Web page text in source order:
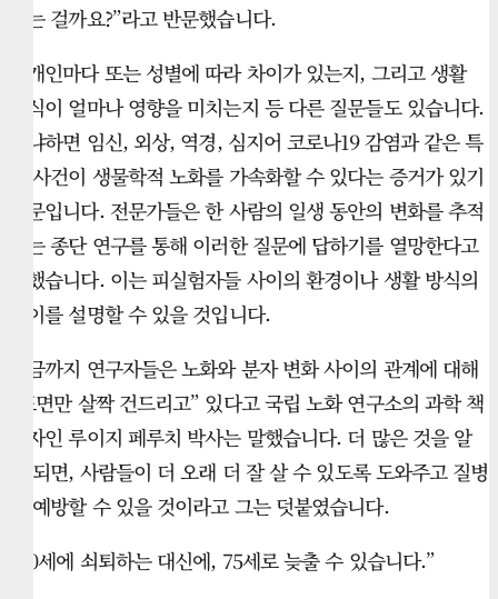
있는 걸까요?”라고 반문했습니다.
개개인마다 또는 성별에 따라 차이가 있는지, 그리고 생활
방식이 얼마나 영향을 미치는지 등 다른 질문들도 있습니다.
왜냐하면 임신, 외상, 역경, 심지어 코로나19 감염과 같은 특
정 사건이 생물학적 노화를 가속화할 수 있다는 증거가 있기
때문입니다. 전문가들은 한 사람의 일생 동안의 변화를 추적
하는 종단 연구를 통해 이러한 질문에 답하기를 열망한다고
말했습니다. 이는 피실험자들 사이의 환경이나 생활 방식의
차이를 설명할 수 있을 것입니다.
지금까지 연구자들은 노화와 분자 변화 사이의 관계에 대해
“표면만 살짝 건드리고” 있다고 국립 노화 연구소의 과학 책
임자인 루이지 페루치 박사는 말했습니다. 더 많은 것을 알
게 되면, 사람들이 더 오래 더 잘 살 수 있도록 도와주고 질병
을 예방할 수 있을 것이라고 그는 덧붙였습니다.
“70세에 쇠퇴하는 대신에, 75세로 늦출 수 있습니다.”